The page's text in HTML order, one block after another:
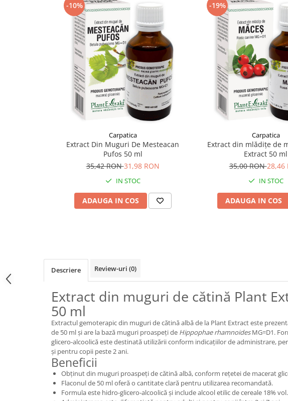
Supliment Vitamina D3
Supliment Vitamina E
Tincturi si Gemoderivate
Tuse gat si respiratie
Vitamine si minerale
-10%
Carpatica
Extract Din Muguri De Mesteacan
Pufos 50 ml
35,42 RON31,98 RON
IN STOC
ADAUGA IN COS
-19%
Carpatica
Extract din mlădițe de
Extract 50 ml
35,00 RON28,46
IN STOC
ADAUGA IN COS
Descriere Review-uri (0)
Extract din muguri de cătină Plant
50 ml
Extractul gemoterapic din muguri de cătină albă de la Plant Extract este
de 50 ml și are la bază muguri proaspeți de Hippophae rhamnoidesMG=D1.
glicero-alcoolică este destinată utilizării conform indicațiilor de administrare,
și pentru copii peste 2 ani.
Beneficii
Obținut din muguri proaspeți de cătină albă, conform rețetei de macerat
Flaconul de 50 ml oferă o cantitate clară pentru utilizarea recomandată.
Formula este hidro-glicero-alcoolică și include alcool etilic de cereale 18% vol.